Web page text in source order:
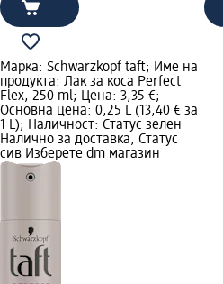
Марка: Schwarzkopf taft; Име на
продукта: Лак за коса Perfect
Flex, 250 ml; Цена: 3,35 €;
Основна цена: 0,25 L (13,40 € за
1 L); Наличност: Статус зелен
Налично за доставка, Статус
сив Изберете dm магазин